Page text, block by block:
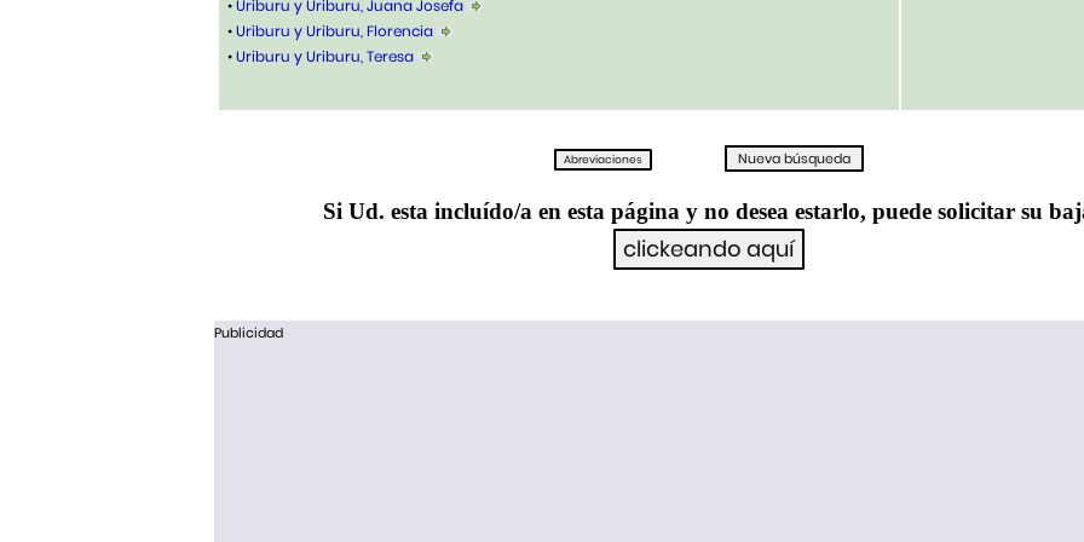
•Uriburu y Uriburu, Juana Josefa
•Uriburu y Uriburu, Florencia
•Uriburu y Uriburu, Teresa
Si Ud. esta incluído/a en esta página y no desea estarlo, puede solicitar su
Publicidad